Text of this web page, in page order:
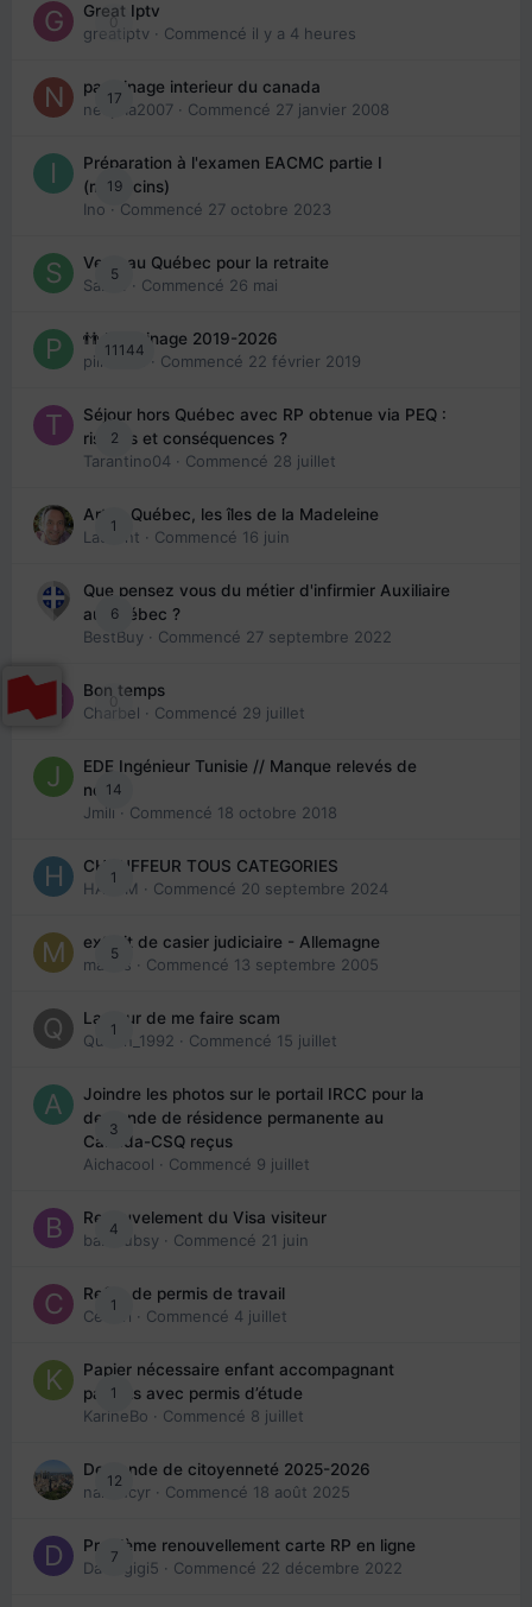
0
Great Iptv
greatiptv · Commencé il y a 4 heures
17
parrainage interieur du canada
nedjma2007 · Commencé 27 janvier 2008
19
Préparation à l'examen EACMC partie I
(médecins)
Ino · Commencé 27 octobre 2023
5
Venir au Québec pour la retraite
Sab74
· Commencé 26 mai
11144
👬 Parrainage 2019-2026
piinoush · Commencé 22 février 2019
2
Séjour hors Québec avec RP obtenue via PEQ :
risques et conséquences ?
Tarantino04 · Commencé 28 juillet
1
Arte : Québec, les îles de la Madeleine
Laurent · Commencé 16 juin
6
Que pensez vous du métier d'infirmier Auxiliaire
au Québec ?
BestBuy · Commencé 27 septembre 2022
0
Bon temps
Charbel · Commencé 29 juillet
14
EDE Ingénieur Tunisie // Manque relevés de
note
Jmili · Commencé 18 octobre 2018
1
CHAUFFEUR TOUS CATEGORIES
HAZEM · Commencé 20 septembre 2024
5
extrait de casier judiciaire - Allemagne
maries · Commencé 13 septembre 2005
1
La peur de me faire scam
Queen_1992 · Commencé 15 juillet
3
Joindre les photos sur le portail IRCC pour la
demande de résidence permanente au
Canada-CSQ reçus
Aichacool · Commencé 9 juillet
4
Renouvelement du Visa visiteur
babibubsy · Commencé 21 juin
1
Refus de permis de travail
Cedbri · Commencé 4 juillet
1
Papier nécessaire enfant accompagnant
parents avec permis d’étude
KarineBo · Commencé 8 juillet
12
Demande de citoyenneté 2025-2026
nanancyr · Commencé 18 août 2025
7
Problème renouvellement carte RP en ligne
Davidgigi5 · Commencé 22 décembre 2022